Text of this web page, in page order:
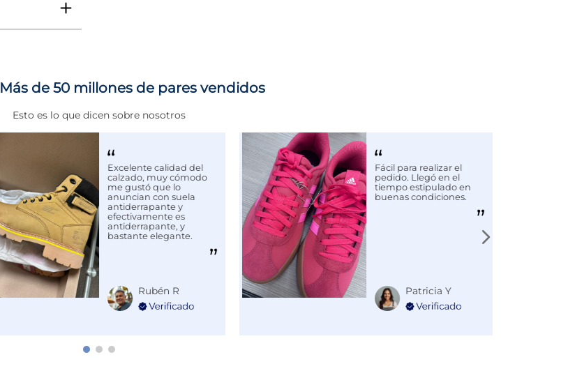
Más de 50 millones de pares vendidos
Esto es lo que dicen sobre nosotros
Excelente calidad del
calzado, muy cómodo
me gustó que lo
anuncian con suela
antiderrapante y
efectivamente es
antiderrapante, y
bastante elegante.
Rubén R
Fácil para realizar el
pedido. Llegó en el
tiempo estipulado en
buenas condiciones.
Patricia Y